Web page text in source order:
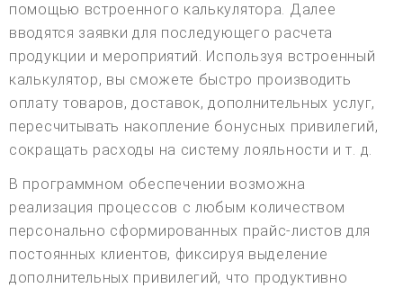
помощью встроенного калькулятора. Далее
вводятся заявки для последующего расчета
продукции и мероприятий. Используя встроенный
калькулятор, вы сможете быстро производить
оплату товаров, доставок, дополнительных услуг,
пересчитывать накопление бонусных привилегий,
сокращать расходы на систему лояльности и т. д.
В программном обеспечении возможна
реализация процессов с любым количеством
персонально сформированных прайс-листов для
постоянных клиентов, фиксируя выделение
дополнительных привилегий, что продуктивно